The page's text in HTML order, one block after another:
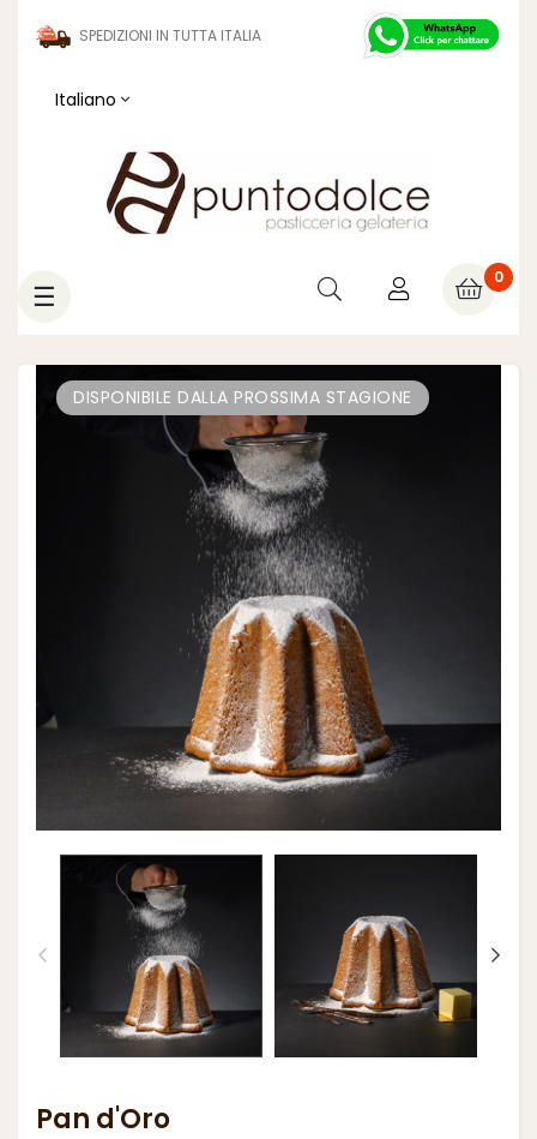
SPEDIZIONI IN TUTTA ITALIA
Italiano
0
navigazione
☰
DISPONIBILE DALLA PROSSIMA STAGIONE
Pan d'Oro